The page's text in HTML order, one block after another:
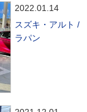
2022.01.14
スズキ・アルト /
ラパン